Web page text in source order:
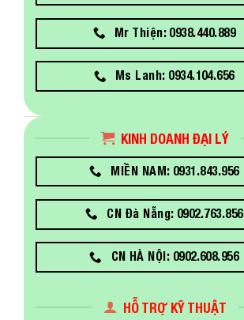
Mr Thiện: 0938.440.889
Ms Lanh: 0934.104.656
KINH DOANH ĐẠI LÝ
MIỀN NAM: 0931.843.956
CN Đà Nẵng: 0902.763.856
CN HÀ NỘI: 0902.608.956
HỖ TRỢ KỸ THUẬT